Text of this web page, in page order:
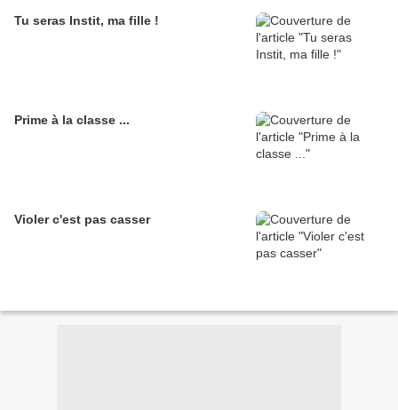
Tu seras Instit, ma fille !
Prime à la classe ...
Violer c'est pas casser